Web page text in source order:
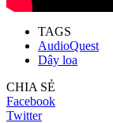
TAGS
AudioQuest
Dây loa
CHIA SẺ
Facebook
Twitter